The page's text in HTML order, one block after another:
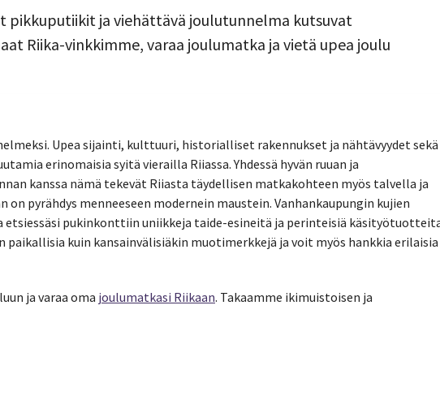
pikkuputiikit ja viehättävä joulutunnelma kutsuvat
Riika-vinkkimme, varaa joulumatka ja vietä upea joulu
Upea sijainti, kulttuuri, historialliset rakennukset ja nähtävyydet sekä
erinomaisia syitä vierailla Riiassa. Yhdessä hyvän ruuan ja
kanssa nämä tekevät Riiasta täydellisen matkakohteen myös talvella ja
on pyrähdys menneeseen modernein maustein. Vanhankaupungin kujien
pukinkonttiin uniikkeja taide-esineitä ja perinteisiä
paikallisia kuin kansainvälisiäkin muotimerkkejä ja voit myös hankkia erilaisia
ja varaa oma joulumatkasi Riikaan. Takaamme ikimuistoisen ja